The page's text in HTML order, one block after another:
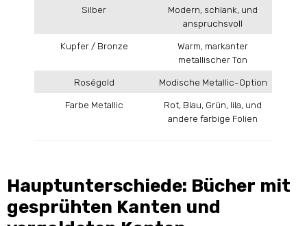
Silber
Modern, schlank, und
anspruchsvoll
Kupfer / Bronze
Warm, markanter
metallischer Ton
Roségold Modische Metallic-Option
Farbe Metallic
Rot, Blau, Grün, lila, und
andere farbige Folien
Hauptunterschiede: Bücher mit
gesprühten Kanten und